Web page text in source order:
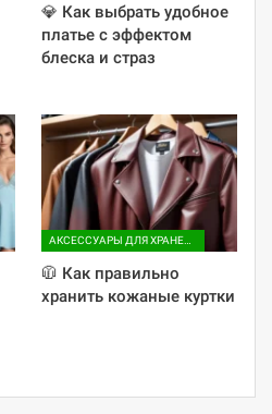
💎 Как выбрать удобное
платье с эффектом
блеска и страз
🧥 Как правильно
хранить кожаные куртки